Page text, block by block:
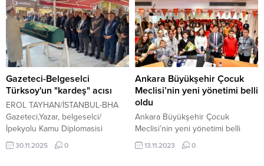
coğrafi işareti “Bursa Şeftalisi”
oldu Sanayi ve Teknoloji Bakanı
Mehmet Fatih Kacır, Uluslararası
Coğrafi İşaret Seferberliği
kapsamında Avrupa...
durumun değerlendirileceği
toplantıda, “Tütün Kontrolü
Strateji Belgesi ve Eylem Planı”,
“Uyuşturucu ile Mücadele Ulusal
Strateji Belgesi ve Eylem Planı” ve
dijital ile kumar bağımlılığı gibi
konuları kapsayan “Davranışsal
Bağımlılıklar ile Mücadele Ulusal
Strateji Belgesi ve Eylem Planı”
dahil olmak...
Gazeteci-Belgeselci
Türksoy'un "kardeş" acısı
EROL TAYHAN/İSTANBUL-BHA
Gazeteci,Yazar, belgeselci/
İpekyolu Kamu Diplomasisi
Başkanı, Dünya Karapapak
Türkleri Genel Başkanı Seyfullah
30.11.2025 0
Ankara Büyükşehir Çocuk
Meclisi’nin yeni yönetimi belli
oldu
Ankara Büyükşehir Çocuk
Meclisi’nin yeni yönetimi belli
oldu Ankara Büyükşehir
Belediyesi 28. Dönem Çocuk
13.11.2023 0